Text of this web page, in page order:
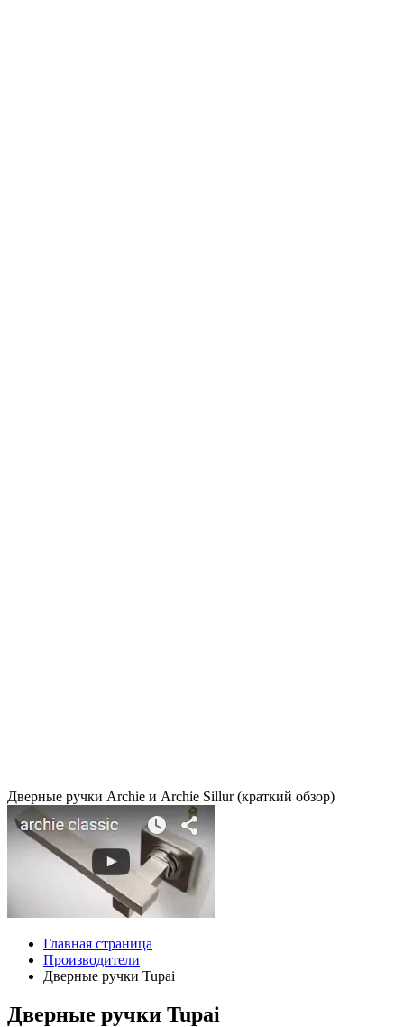
Дверные ручки Archie и Archie Sillur (краткий обзор)
Главная страница
Производители
Дверные ручки Tupai
Дверные ручки Tupai